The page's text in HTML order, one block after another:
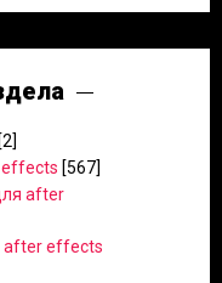
[2]
effects [567]
after
after effects